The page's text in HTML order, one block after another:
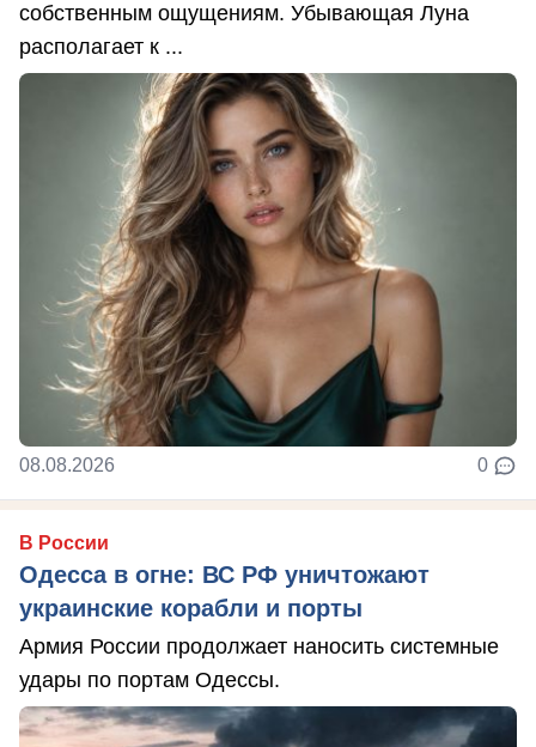
собственным ощущениям. Убывающая Луна
располагает к ...
08.08.2026 0
В России
Одесса в огне: ВС РФ уничтожают
украинские корабли и порты
Армия России продолжает наносить системные
удары по портам Одессы.